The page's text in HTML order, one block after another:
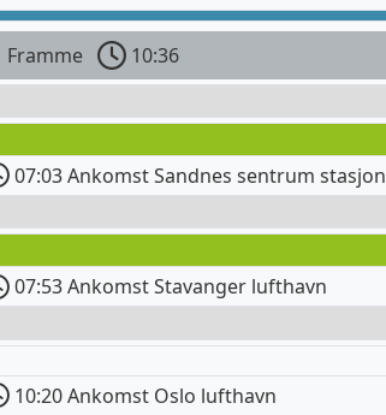
Framme
10:36
07:03 Ankomst Sandnes sentrum stasjon
07:53 Ankomst Stavanger lufthavn
10:20 Ankomst Oslo lufthavn